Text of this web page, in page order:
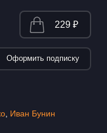
, Иван Бунин
229 ₽
Оформить подписку